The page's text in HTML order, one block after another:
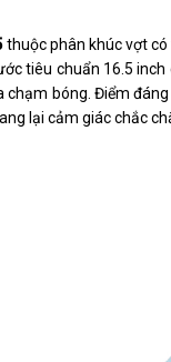
thuộc phân khúc vợt có
tiêu chuẩn 16.5
bóng. Điểm
lại cảm giác chắc